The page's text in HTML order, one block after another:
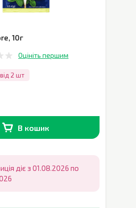
, 10г
Оцініть першим
від 2 шт
В кошик
діє з 01.08.2026 по